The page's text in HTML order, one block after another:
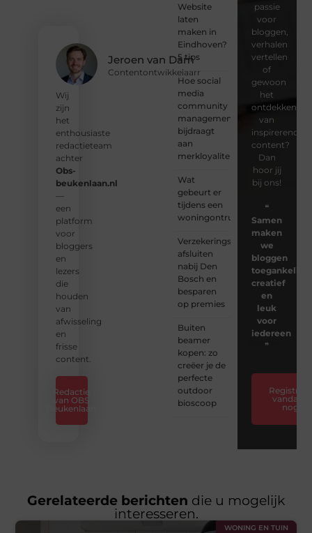
Jeroen van Dam
Contentontwikkelaarr
Wij
zijn
het
enthousiaste
redactieteam
achter
Obs-
beukenlaan.nl
—
een
platform
voor
bloggers
en
lezers
die
houden
van
afwisseling
en
frisse
content.
Redactie
van OBS
Beukenlaan
Website
laten
maken in
Eindhoven?
5 tips
Hoe social
media
community
management
bijdraagt
aan
merkloyaliteit
Wat
gebeurt er
tijdens een
woningontruiming?
Verzekeringspakket
afsluiten
nabij Den
Bosch en
besparen
op premies
Buiten
beamer
kopen: zo
creëer je de
perfecte
outdoor
bioscoop
passie
voor
bloggen,
verhalen
vertellen
of
gewoon
het
ontdekken
van
inspirerende
content?
Dan
hoor jij
bij ons!
❝
Samen
maken
we
bloggen
toegankelijk,
creatief
en
leuk
voor
iedereen
❞
Registreer
vandaag
nog
Gerelateerde berichten die u mogelijk
interesseren.
WONING EN TUIN